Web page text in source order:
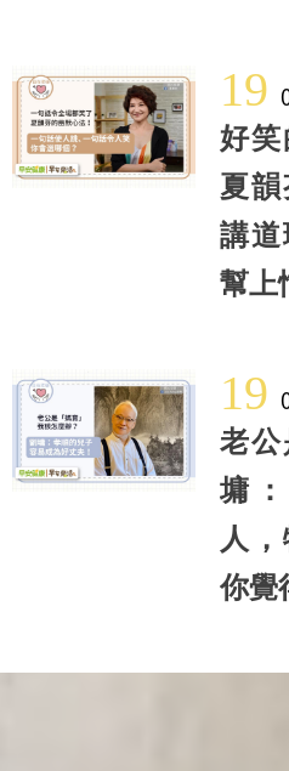
19
好笑
夏
講
幫上
19
老公
墉
人
你覺